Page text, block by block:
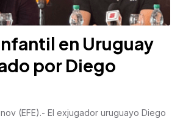
en Uruguay
por Diego
(EFE).- El exjugador uruguayo Diego